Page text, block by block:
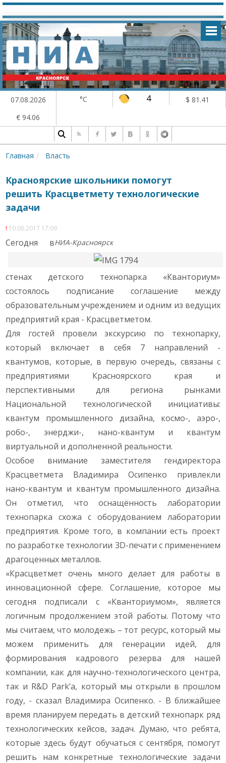
07.08.2026 °C 4
$ 81.41
€ 94.06
Главная Власть
Красноярские школьники помогут
решить Красцветмету технологические
задачи
10.08.2017 17:09
НИА-Красноярск
Сегодня в
стенах детского технопарка «Кванториум»
состоялось подписание соглашение между
образовательным учреждением и одним из ведущих
предприятий края - Красцветметом.
Для гостей провели экскурсию по технопарку,
который включает в себя 7 направлений -
квантумов, которые, в первую очередь, связаны с
предприятиями Красноярского края и
перспективными для региона рынками
Национальной технологической инициативы:
квантум промышленного дизайна, космо-, аэро-,
робо-, энерджи-, нано-квантум и квантум
виртуальной и дополненной реальности.
Особое внимание заместителя гендиректора
Красцветмета Владимира Осипенко привлекли
нано-квантум и квантум промышленного дизайна.
Он отметил, что оснащённость лаборатории
технопарка схожа с оборудованием лаборатории
предприятия. Кроме того, в компании есть проект
по разработке технологии 3D-печати с применением
драгоценных металлов.
«Красцветмет очень много делает для работы в
инновационной сфере. Соглашение, которое мы
сегодня подписали с «Кванториумом», является
логичным продолжением этой работы. Потому что
мы считаем, что молодежь – тот ресурс, который мы
можем применить для генерации идей, для
формирования кадрового резерва для нашей
компании, как для научно-технологического центра,
так и R&D Park’а, который мы открыли в прошлом
году, - сказал Владимира Осипенко. - В ближайшее
время планируем передать в детский технопарк ряд
технологических кейсов, задач. Думаю, что ребята,
которые здесь будут обучаться с сентября, помогут
решить нам конкретные технологические задачи